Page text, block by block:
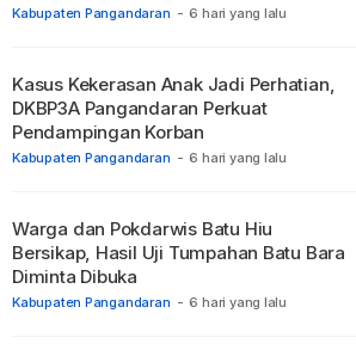
Kabupaten Pangandaran - 6 hari yang lalu
Kabupaten Pangandaran - 6 hari yang lalu
Kasus Kekerasan Anak Jadi Perhatian,
DKBP3A Pangandaran Perkuat
Pendampingan Korban
Kabupaten Pangandaran - 6 hari yang lalu
Warga dan Pokdarwis Batu Hiu
Bersikap, Hasil Uji Tumpahan Batu Bara
Diminta Dibuka